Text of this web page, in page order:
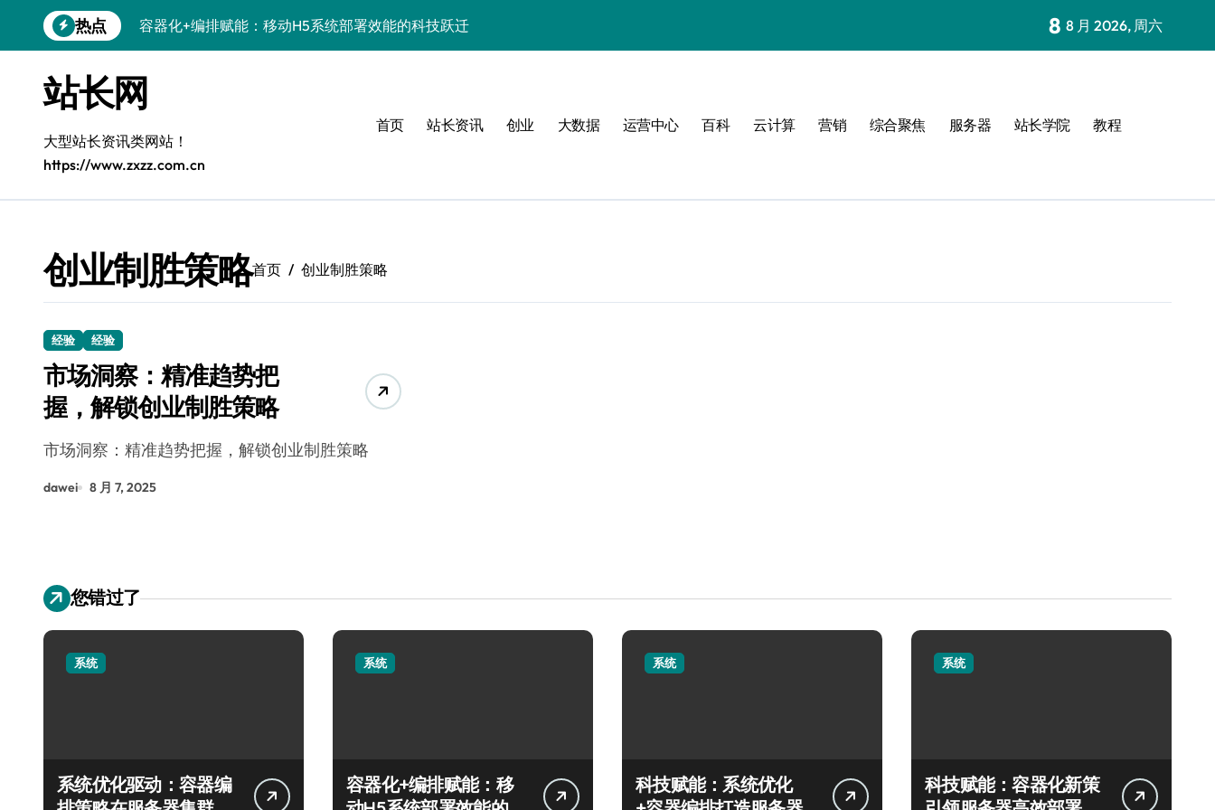
到
热点
容器化+编排赋能：移动H5系统部署效能的科技跃迁
科技赋能：容器化新策引领服务器高效部署与智能编排革新
科技赋能：系统容器智能优化，高效编排促服务器性能飙升
弹性架构赋能精准计算，重塑云端体验
Windows开发环境搭建：运行库管理全攻略
鸿蒙云架构下弹性计算优化探索
8 8 月 2026, 周六
站长网
大型站长资讯类网站！
https://www.zxzz.com.cn
首页 站长资讯 创业 大数据 运营中心 百科 云计算 营销 综合聚焦 服务器 站长学院 教程
创业制胜策略首页 创业制胜策略
经验 经验
市场洞察：精准趋势把
握，解锁创业制胜策略
市场洞察：精准趋势把握，解锁创业制胜策略
dawei 8 月 7, 2025
您错过了
系统
系统优化驱动：容器编
系统
容器化+编排赋能：移
系统
科技赋能：系统优化
系统
科技赋能：容器化新策